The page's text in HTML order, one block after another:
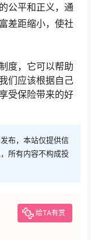
公平和正义，通
差距缩小，使社
度，它可以帮助
们应该根据自己
受保险带来的好
布，本站仅提供信
所有内容不构成投
给TA有赏